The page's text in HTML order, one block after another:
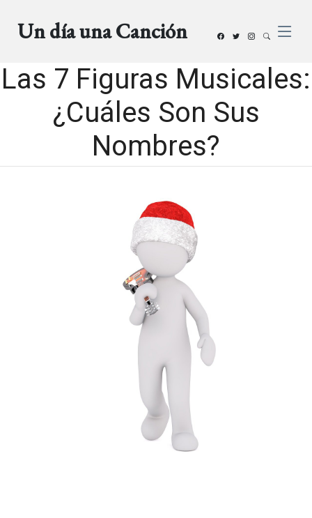
Un día una Canción
Las 7 Figuras Musicales:
¿Cuáles Son Sus
Nombres?